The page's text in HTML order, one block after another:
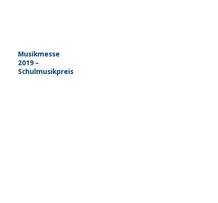
Musikmesse
2019 –
Schulmusikpreis